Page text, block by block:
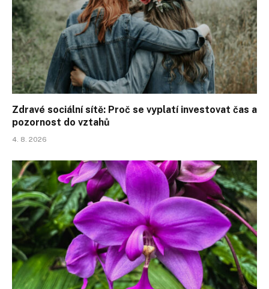
Zdravé sociální sítě: Proč se vyplatí investovat čas a
pozornost do vztahů
4. 8. 2026